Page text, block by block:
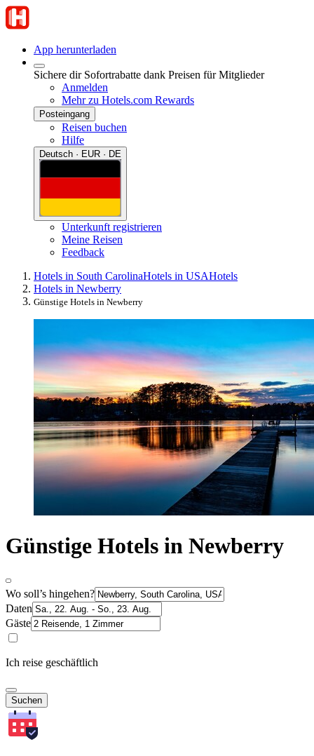
App herunterladen
Sichere dir Sofortrabatte dank Preisen für Mitglieder
Anmelden
Mehr zu Hotels.com Rewards
Posteingang
Reisen buchen
Hilfe
Deutsch · EUR · DE
Unterkunft registrieren
Meine Reisen
Feedback
Hotels in South CarolinaHotels in USAHotels
Hotels in Newberry
Günstige Hotels in Newberry
Günstige Hotels in Newberry
Wo soll’s hingehen?
Daten
Gäste
Ich reise geschäftlich
Suchen